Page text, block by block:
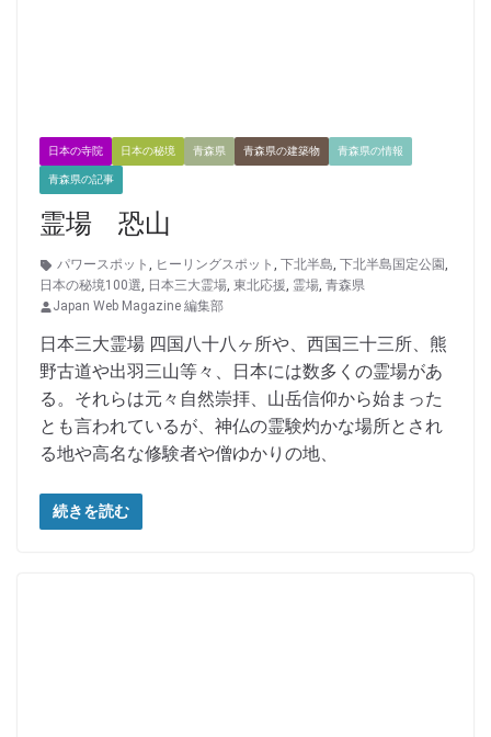
日本の寺院 日本の秘境 青森県 青森県の建築物 青森県の情報
青森県の記事
霊場 恐山
パワースポット , ヒーリングスポット , 下北半島, 下北半島国定公園,
日本の秘境100選, 日本三大霊場, 東北応援, 霊場, 青森県
Japan Web Magazine 編集部
日本三大霊場 四国八十八ヶ所や、西国三十三所、熊
野古道や出羽三山等々、日本には数多くの霊場があ
る。それらは元々自然崇拝、山岳信仰から始まった
とも言われているが、神仏の霊験灼かな場所とされ
る地や高名な修験者や僧ゆかりの地、
続きを読む